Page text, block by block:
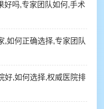
好吗,专家团队如何,手术
,如何正确选择,专家团队
好,如何选择,权威医院排